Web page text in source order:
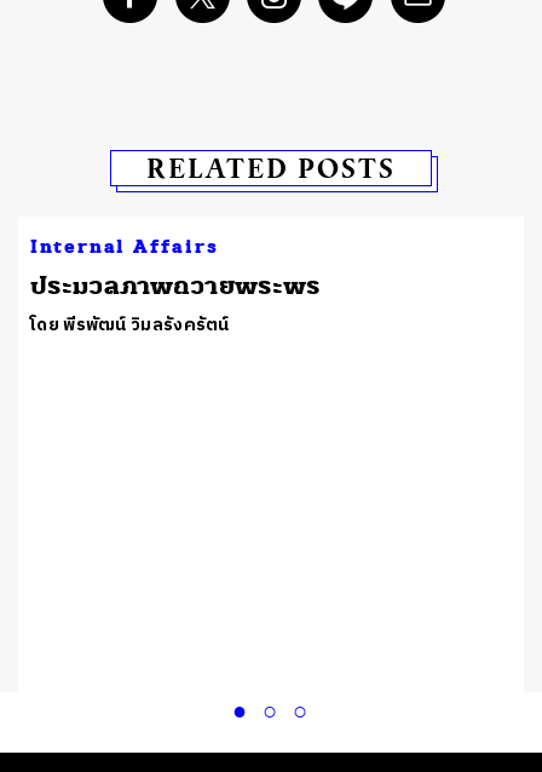
RELATED POSTS
Internal Affairs
ประมวลภาพถวายพระพร
โดย พีรพัฒน์ วิมลรังครัตน์